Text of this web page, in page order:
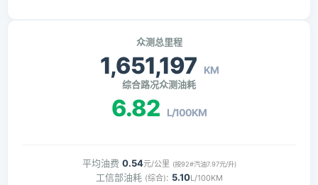
众测总里程
1,651,197 KM
综合路况众测油耗
6.82 L/100KM
平均油费 0.54元/公里 (按92#汽油7.97元/升)
工信部油耗 (综合): 5.10L/100KM